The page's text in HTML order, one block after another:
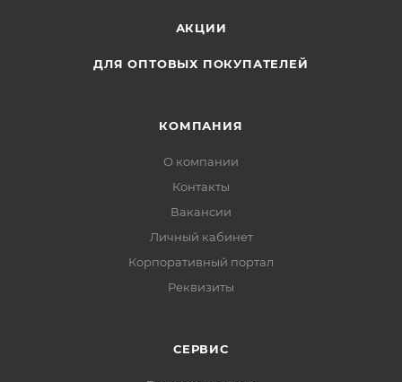
Вес 75 ± 5 гр.
АКЦИИ
ДЛЯ ОПТОВЫХ ПОКУПАТЕЛЕЙ
КОМПАНИЯ
О компании
Контакты
Вакансии
Личный кабинет
Корпоративный портал
Реквизиты
СЕРВИС